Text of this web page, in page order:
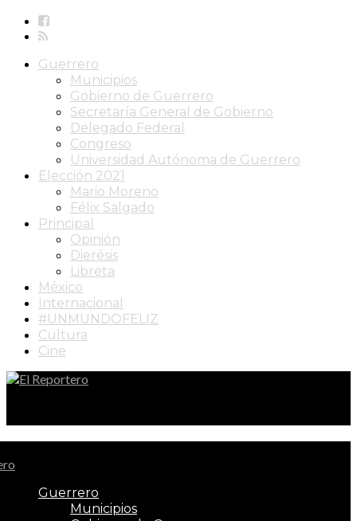
Guerrero
Municipios
Gobierno de Guerrero
Secretaría General de Gobierno
Delegado Federal
Congreso
Universidad Autónoma de Guerrero
Elección 2021
Mario Moreno
Félix Salgado
Principal
Opinión
Dierésis
Libreta
México
Internacional
#UNMUNDOFELIZ
Cultura
Cine
Guerrero
Municipios